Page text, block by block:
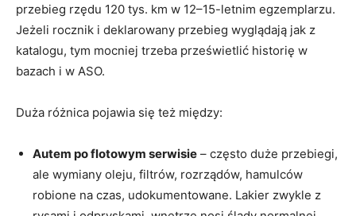
przebieg rzędu 120 tys. km w 12–15-letnim egzemplarzu.
Jeżeli rocznik i deklarowany przebieg wyglądają jak z
katalogu, tym mocniej trzeba prześwietlić historię w
bazach i w ASO.
Duża różnica pojawia się też między:
Autem po flotowym serwisie – często duże przebiegi,
ale wymiany oleju, filtrów, rozrządów, hamulców
robione na czas, udokumentowane. Lakier zwykle z